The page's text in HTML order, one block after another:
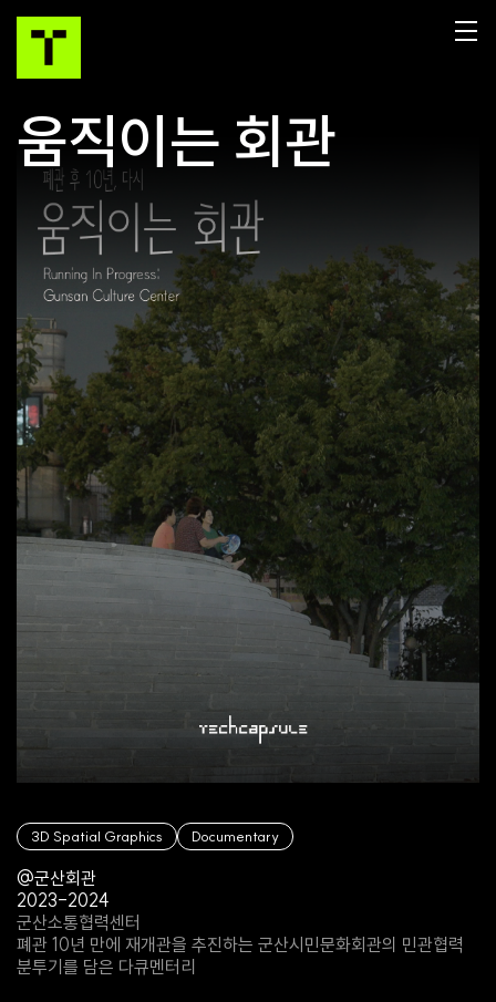
움직이는 회관
3D Spatial Graphics Documentary
@군산회관
2023-2024
군산소통협력센터
폐관 10년 만에 재개관을 추진하는 군산시민문화회관의 민관협력
분투기를 담은 다큐멘터리